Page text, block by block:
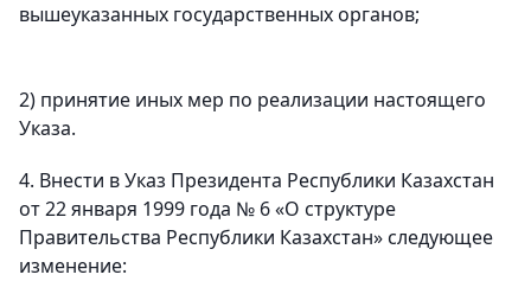
вышеуказанных государственных органов;
2) принятие иных мер по реализации настоящего
Указа.
4. Внести в Указ Президента Республики Казахстан
от 22 января 1999 года № 6 «О структуре
Правительства Республики Казахстан» следующее
изменение: